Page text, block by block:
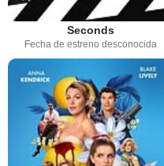
Seconds
Fecha de estreno desconocida